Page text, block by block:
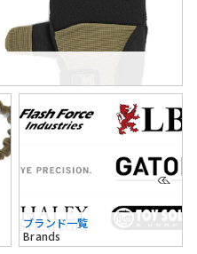
ブランド一覧
Brands